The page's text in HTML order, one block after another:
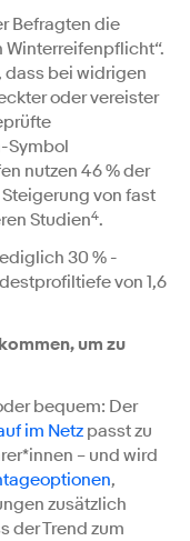
Befragten die
dass bei widrigen
oder vereister
Symbol
nutzen 46 % der
von fast
Studien4.
30 % -
von 1,6
um zu
bequem: Der
im Netzpasst zu
– und wird
,
zusätzlich
der Trend zum